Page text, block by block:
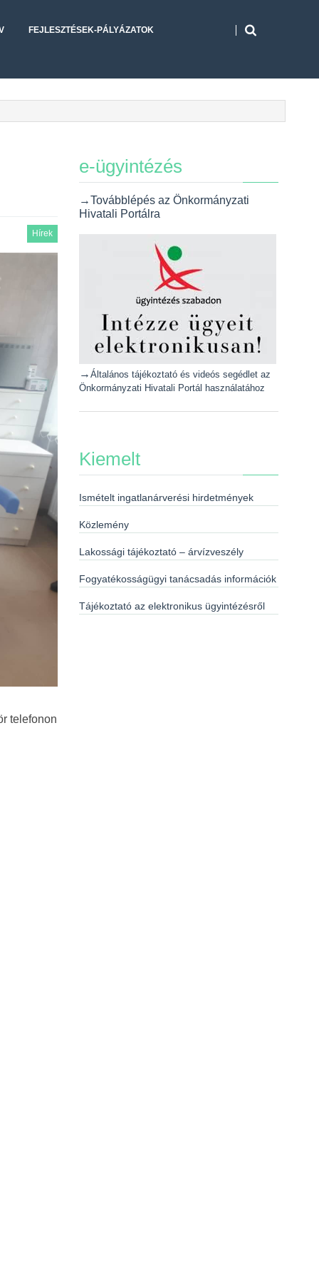
FEJLESZTÉSEK-PÁLYÁZATOK
Hírek
telefonon
e-ügyintézés
→Továbblépés az Önkormányzati
Hivatali Portálra
→ Általános tájékoztató és videós segédlet az
Önkormányzati Hivatali Portál használatához
Kiemelt
Ismételt ingatlanárverési hirdetmények
Közlemény
Lakossági tájékoztató – árvízveszély
Fogyatékosságügyi tanácsadás információk
Tájékoztató az elektronikus ügyintézésről